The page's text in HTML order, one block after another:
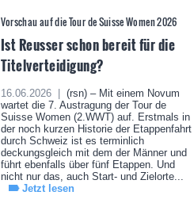
Vorschau auf die Tour de Suisse Women 2026
Ist Reusser schon bereit für die
Titelverteidigung?
16.06.2026 |
(rsn) – Mit einem Novum
wartet die 7. Austragung der Tour de
Suisse Women (2.WWT) auf. Erstmals in
der noch kurzen Historie der Etappenfahrt
durch Schweiz ist es terminlich
deckungsgleich mit dem der Männer und
führt ebenfalls über fünf Etappen. Und
nicht nur das, auch Start- und Zielorte...
Jetzt lesen